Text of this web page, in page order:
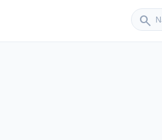
search
Sender